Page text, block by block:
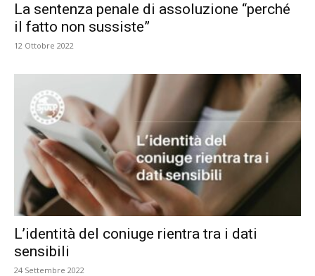
La sentenza penale di assoluzione “perché
il fatto non sussiste”
12 Ottobre 2022
L’identità del coniuge rientra tra i dati
sensibili
24 Settembre 2022